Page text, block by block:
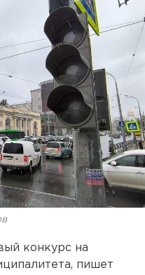
конкурс на
пишет